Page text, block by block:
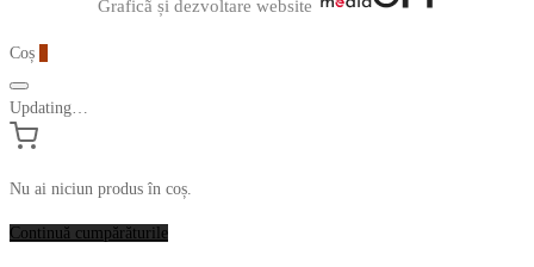
Graficã și dezvoltare website
Coș
Updating…
Nu ai niciun produs în coș.
Continuă cumpărăturile